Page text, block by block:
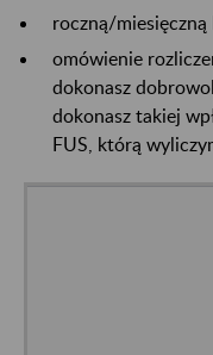
roczną/
omówienie
dokonasz
dokonasz takiej
FUS, którą